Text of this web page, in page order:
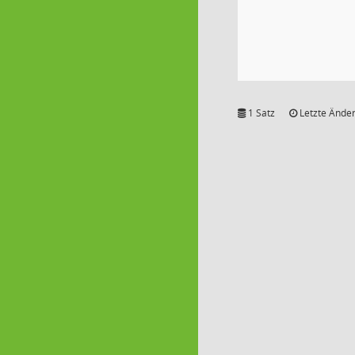
1 Satz Letzte